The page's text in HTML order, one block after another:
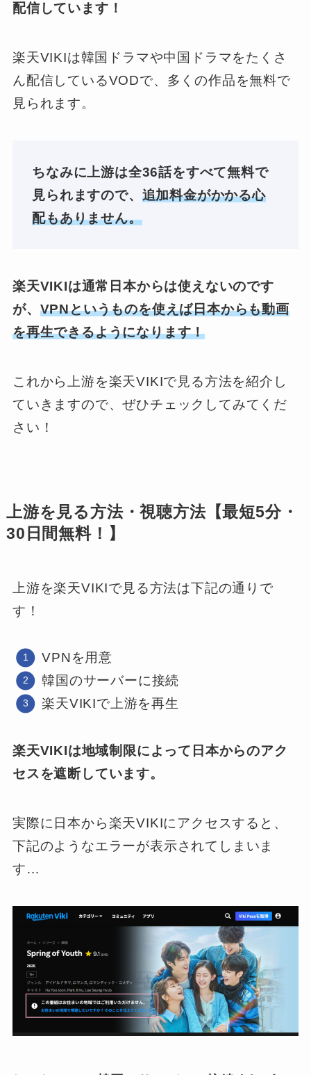
配信しています！
楽天VIKIは韓国ドラマや中国ドラマをたくさ
ん配信しているVODで、多くの作品を無料で
見られます。
ちなみに上游は全36話をすべて無料で
見られますので、 追加料金がかかる心
配もありません。
楽天VIKIは通常日本からは使えないのです
が、 VPNというものを使えば日本からも動画
を再生できるようになります！
これから上游を楽天VIKIで見る方法を紹介し
ていきますので、ぜひチェックしてみてくだ
さい！
上游を見る方法・視聴方法【最短5分・
30日間無料！】
上游を楽天VIKIで見る方法は下記の通りで
す！
VPNを用意
韓国のサーバーに接続
楽天VIKIで上游を再生
楽天VIKIは地域制限によって日本からのアク
セスを遮断しています。
実際に日本から楽天VIKIにアクセスすると、
下記のようなエラーが表示されてしまいま
す…